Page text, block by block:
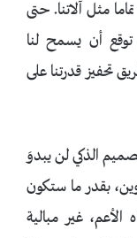
مثل آلاتنا. حتى
توقع أن يسمح لنا
تحفيز قدرتنا على
الذكي لن يبدوَ
بقدر ما ستكون
غير مبالية